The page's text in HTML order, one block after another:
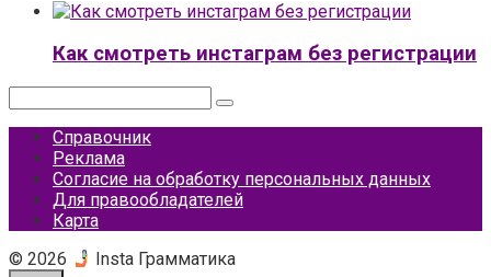
Как смотреть инстаграм без регистрации
Справочник
Реклама
Согласие на обработку персональных данных
Для правообладателей
Карта
© 2026
Insta Грамматика